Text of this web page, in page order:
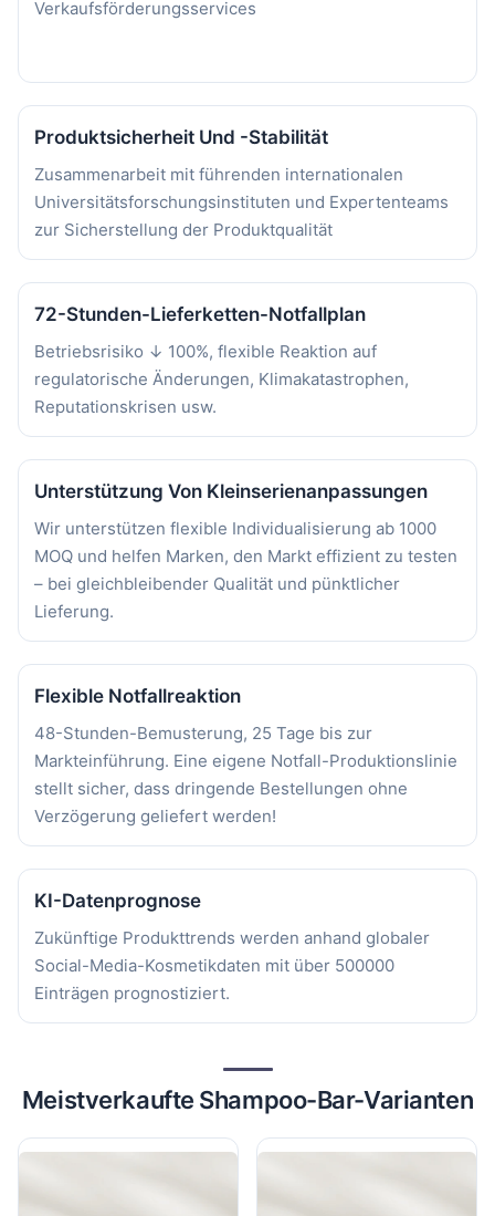
Verkaufsförderungsservices
Produktsicherheit Und -stabilität
Zusammenarbeit mit führenden internationalen
Universitätsforschungsinstituten und Expertenteams
zur Sicherstellung der Produktqualität
72-Stunden-Lieferketten-Notfallplan
Betriebsrisiko ↓ 100%, flexible Reaktion auf
regulatorische Änderungen, Klimakatastrophen,
Reputationskrisen usw.
Unterstützung Von Kleinserienanpassungen
Wir unterstützen flexible Individualisierung ab 1000
MOQ und helfen Marken, den Markt effizient zu testen
– bei gleichbleibender Qualität und pünktlicher
Lieferung.
Flexible Notfallreaktion
48-Stunden-Bemusterung, 25 Tage bis zur
Markteinführung. Eine eigene Notfall-Produktionslinie
stellt sicher, dass dringende Bestellungen ohne
Verzögerung geliefert werden!
KI-Datenprognose
Zukünftige Produkttrends werden anhand globaler
Social-Media-Kosmetikdaten mit über 500000
Einträgen prognostiziert.
Meistverkaufte Shampoo-Bar-Varianten